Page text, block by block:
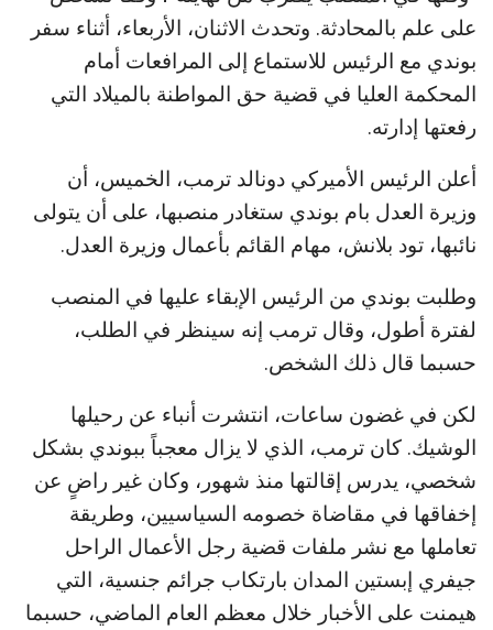
على علم بالمحادثة. وتحدث الاثنان، الأربعاء، أثناء سفر
بوندي مع الرئيس للاستماع إلى المرافعات أمام
المحكمة العليا في قضية حق المواطنة بالميلاد التي
رفعتها إدارته.
أعلن الرئيس الأميركي دونالد ترمب، الخميس، أن
وزيرة العدل بام بوندي ستغادر منصبها، على أن يتولى
نائبها، تود بلانش، مهام القائم بأعمال وزيرة العدل.
وطلبت بوندي من الرئيس الإبقاء عليها في المنصب
لفترة أطول، وقال ترمب إنه سينظر في الطلب،
حسبما قال ذلك الشخص.
لكن في غضون ساعات، انتشرت أنباء عن رحيلها
الوشيك. كان ترمب، الذي لا يزال معجباً ببوندي بشكل
شخصي، يدرس إقالتها منذ شهور، وكان غير راضٍ عن
إخفاقها في مقاضاة خصومه السياسيين، وطريقة
تعاملها مع نشر ملفات قضية رجل الأعمال الراحل
جيفري إبستين المدان بارتكاب جرائم جنسية، التي
هيمنت على الأخبار خلال معظم العام الماضي، حسبما